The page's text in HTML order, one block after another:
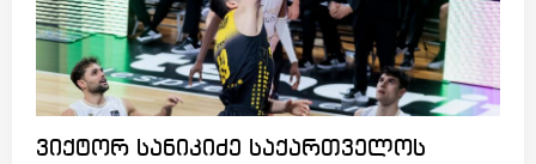
ვიქტორ სანიკიძე საქართველოს